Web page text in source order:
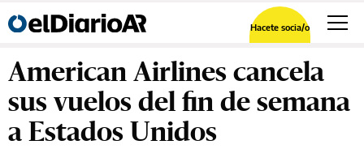
Hacete socia/o
American Airlines cancela
sus vuelos del fin de semana
a Estados Unidos